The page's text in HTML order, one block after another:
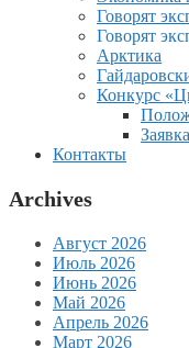
Говорят
Говорят
Арктика
Конкурс
Контакты
Archives
Август 2026
Июль 2026
Июнь 2026
Май 2026
Апрель 2026
Март 2026